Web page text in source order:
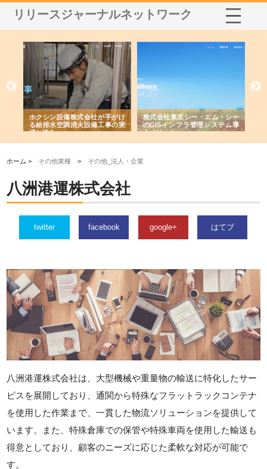
リリースジャーナルネットワーク
ホクシン設備株式会社が手がけ
る給排水空調消火設備工事の実
績と強み
株式会社東京シー・エム・シー
のGISインフラ管理システム導
入メリット
ホーム > その他業種 > その他_法人・企業
八洲港運株式会社
twitter facebook google+ はてブ
八洲港運株式会社は、大型機械や重量物の輸送に特化したサー
ビスを展開しており、通関から特殊なフラットラックコンテナ
を使用した作業まで、一貫した物流ソリューションを提供して
います。また、特殊倉庫での保管や特殊車両を使用した輸送も
得意としており、顧客のニーズに応じた柔軟な対応が可能で
す。